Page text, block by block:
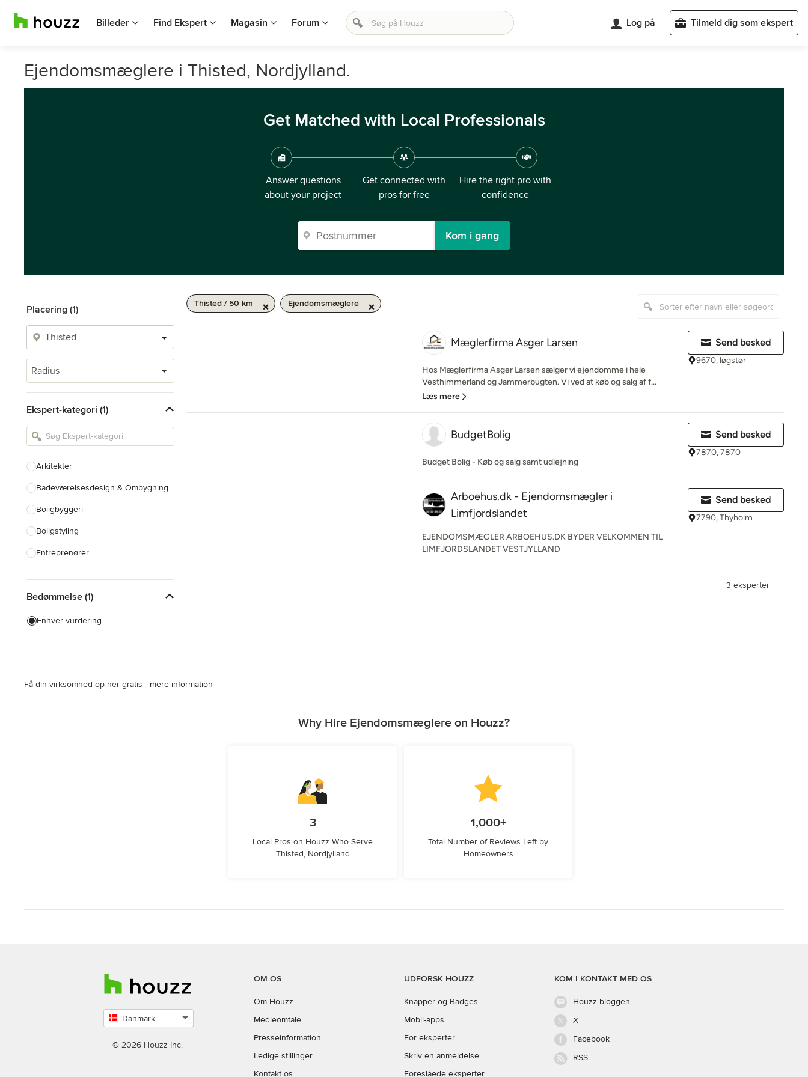
Billeder Find Ekspert Magasin Forum Log på Tilmeld dig som ekspert
Ejendomsmæglere i Thisted, Nordjylland.
Get Matched with Local Professionals
Answer questions
about your project
Get connected with
pros for free
Hire the right pro with
confidence
Kom i gang
Placering (1)
Radius
Ekspert-kategori (1)
Arkitekter
Badeværelsesdesign & Ombygning
Boligbyggeri
Boligstyling
Entreprenører
Indretningsarkitekter & Designere
Køkkendesign & Ombygning
Landskabsarkitekter &
Havedesignere
Bedømmelse (1)
Enhver vurdering
Thisted / 50 km Ejendomsmæglere
Mæglerfirma Asger Larsen
Hos Mæglerfirma Asger Larsen sælger vi ejendomme i hele
Vesthimmerland og Jammerbugten. Vi ved at køb og salg af f...
Læs mere
Send besked
9670, løgstør
BudgetBolig
Budget Bolig - Køb og salg samt udlejning
Send besked
7870, 7870
Arboehus.dk - Ejendomsmægler i
Limfjordslandet
EJENDOMSMÆGLER ARBOEHUS.DK BYDER VELKOMMEN TIL
LIMFJORDSLANDET VESTJYLLAND
Send besked
7790, Thyholm
3 eksperter
Få din virksomhed op her gratis - mere information
Why Hire Ejendomsmæglere on Houzz?
3
Local Pros on Houzz Who Serve
Thisted, Nordjylland
1,000+
Total Number of Reviews Left by
Homeowners
Danmark
land© 2026 Houzz Inc.
OM OS
Om Houzz
Medieomtale
Presseinformation
Ledige stillinger
Kontakt os
UDFORSK HOUZZ
Knapper og Badges
Mobil-apps
For eksperter
Skriv en anmeldelse
Foreslåede eksperter
KOM I KONTAKT MED OS
Houzz-bloggen
X
Facebook
RSS